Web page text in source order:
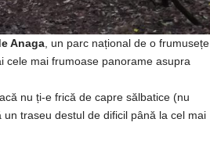
Anaga , un parc național de o frumusețe
cele mai frumoase panorame asupra
nu ți-e frică de capre sălbatice (nu
traseu destul de dificil până la cel mai